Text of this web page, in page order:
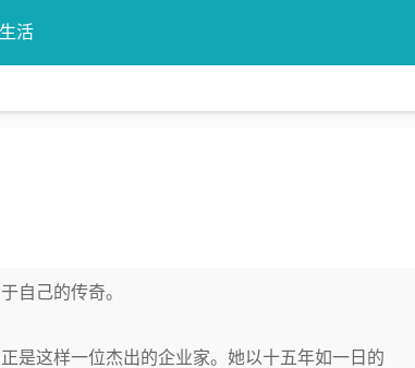
生活
自己的传奇。
是这样一位杰出的企业家。她以十五年如一日的